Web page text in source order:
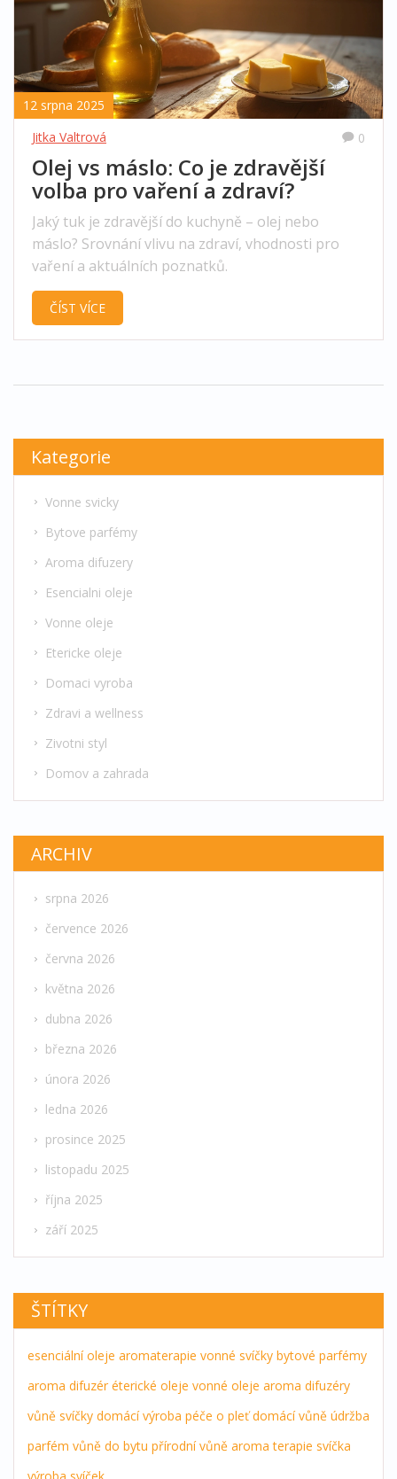
12 srpna 2025
Jitka Valtrová
0
Olej vs máslo: Co je zdravější
volba pro vaření a zdraví?
Jaký tuk je zdravější do kuchyně – olej nebo
máslo? Srovnání vlivu na zdraví, vhodnosti pro
vaření a aktuálních poznatků.
ČÍST VÍCE
Kategorie
Vonne svicky
Bytove parfémy
Aroma difuzery
Esencialni oleje
Vonne oleje
Etericke oleje
Domaci vyroba
Zdravi a wellness
Zivotni styl
Domov a zahrada
ARCHIV
srpna 2026
července 2026
června 2026
května 2026
dubna 2026
března 2026
února 2026
ledna 2026
prosince 2025
listopadu 2025
října 2025
září 2025
ŠTÍTKY
esenciální oleje aromaterapie vonné svíčky bytové parfémy
aroma difuzér éterické oleje vonné oleje aroma difuzéry
vůně svíčky domácí výroba péče o pleť domácí vůně údržba
parfém vůně do bytu přírodní vůně aroma terapie svíčka